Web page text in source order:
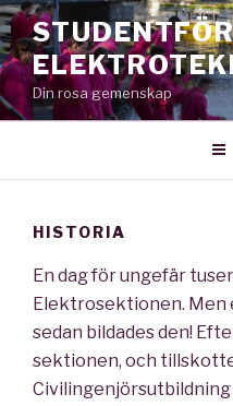
Skip
to
content
Din rosa gemenskap
HISTORIA
En dag för ungefär
Elektrosektionen. Men
sedan bildades den!
sektionen, och